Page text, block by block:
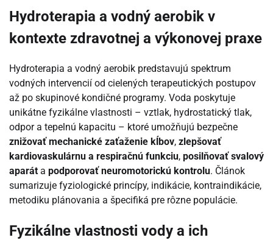
Hydroterapia a vodný aerobik v
kontexte zdravotnej a výkonovej praxe
Hydroterapia a vodný aerobik predstavujú spektrum
vodných intervencií od cielených terapeutických postupov
až po skupinové kondičné programy. Voda poskytuje
unikátne fyzikálne vlastnosti – vztlak, hydrostatický tlak,
odpor a tepelnú kapacitu – ktoré umožňujú bezpečne
znižovať mechanické zaťaženie kĺbov, zlepšovať
kardiovaskulárnu a respiračnú funkciu, posilňovať svalový
aparát a podporovať neuromotorickú kontrolu. Článok
sumarizuje fyziologické princípy, indikácie, kontraindikácie,
metodiku plánovania a špecifiká pre rôzne populácie.
Fyzikálne vlastnosti vody a ich